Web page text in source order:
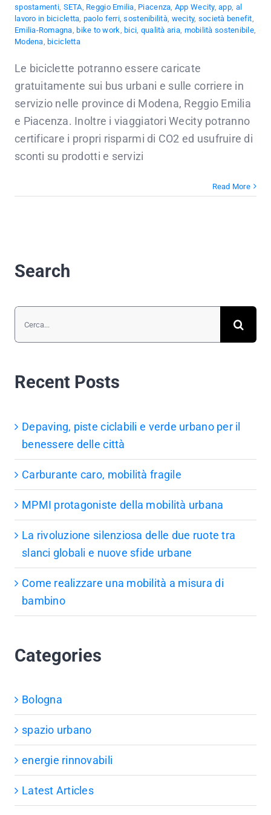
spostamenti, SETA Reggio Emilia Piacenza App Wecity,app al
lavoro in bicicletta paolo ferri,sostenibilità, wecity, società benefit
Emilia-Romagna ,bike to work ,bici qualità aria mobilità sostenibile,
Modena ,bicicletta
Le biciclette potranno essere caricate
gratuitamente sui bus urbani e sulle corriere in
servizio nelle province di Modena, Reggio Emilia
e Piacenza. Inoltre i viaggiatori Wecity potranno
certificare i propri risparmi di CO2 ed usufruire di
sconti su prodotti e servizi
Read More
Search
Recent Posts
Depaving, piste ciclabili e verde urbano per il
benessere delle città
Carburante caro, mobilità fragile
MPMI protagoniste della mobilità urbana
La rivoluzione silenziosa delle due ruote tra
slanci globali e nuove sfide urbane
Come realizzare una mobilità a misura di
bambino
Categories
Bologna
spazio urbano
energie rinnovabili
Latest Articles